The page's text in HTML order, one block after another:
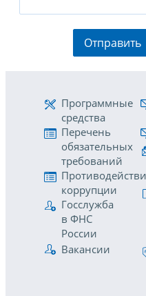
Отправить
Программные
средства
Перечень
обязательных
требований
коррупции
Госслужба
в ФНС
России
Вакансии